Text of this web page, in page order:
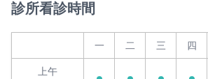
診所看診時間
一 二 三 四
上午